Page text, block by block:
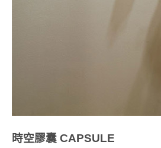
時空膠囊 CAPSULE